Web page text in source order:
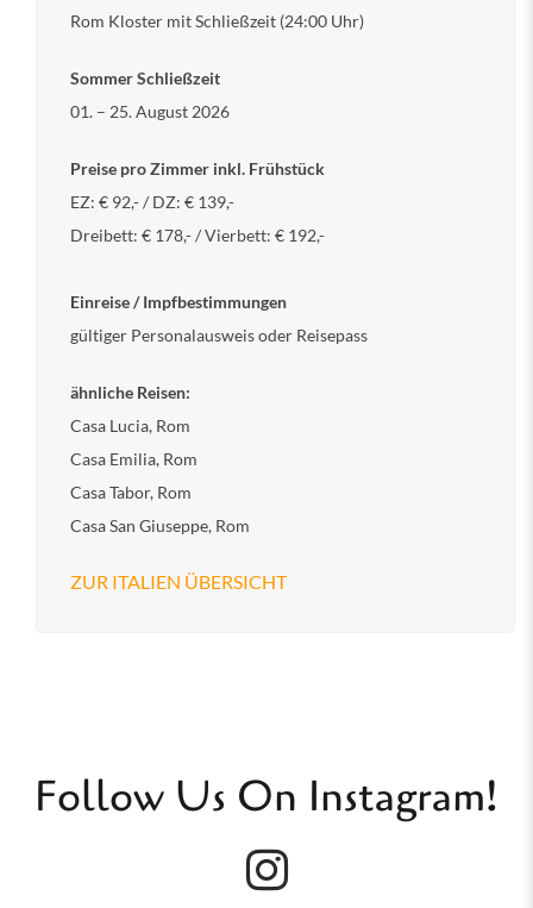
Rom Kloster mit Schließzeit (24:00 Uhr)
Sommer Schließzeit
01. – 25. August 2026
Preise pro Zimmer inkl. Frühstück
EZ: € 92,- / DZ: € 139,-
Dreibett: € 178,- / Vierbett: € 192,-
Einreise / Impfbestimmungen
gültiger Personalausweis oder Reisepass
ähnliche Reisen:
Casa Lucia, Rom
Casa Emilia, Rom
Casa Tabor, Rom
Casa San Giuseppe, Rom
ZUR ITALIEN ÜBERSICHT
Follow Us On Instagram!